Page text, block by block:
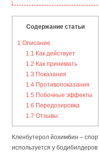
Содержание статьи
1 Описание
1.1 Как действует
1.2 Как принимать
1.3 Показания
1.4 Противопоказания
1.5 Побочные эффекты
1.6 Передозировка
1.7 Отзывы
Кленбутерол йохимбин –
используется у